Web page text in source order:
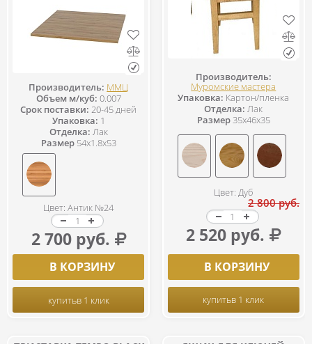
Производитель: ММЦ
Объем м/куб: 0.007
Срок поставки: 20-45 дней
Упаковка: 1
Отделка: Лак
Размер54x1.8x53
Цвет: Антик №24
2 700 руб.
В КОРЗИНУ
купитьв 1 клик
Производитель:
Муромские мастера
Упаковка: Картон/пленка
Отделка: Лак
Размер35x46x35
Цвет: Дуб
2 800 руб.
2 520 руб.
В КОРЗИНУ
купитьв 1 клик